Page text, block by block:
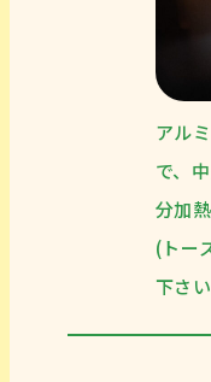
アル
で、
分加
(トー
下さ